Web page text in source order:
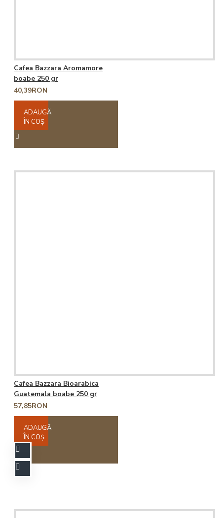
Cafea Bazzara Aromamore
boabe 250 gr
40,39RON
ADAUGĂ
ÎN COŞ
Cafea Bazzara Bioarabica
Guatemala boabe 250 gr
57,85RON
ADAUGĂ
ÎN COŞ